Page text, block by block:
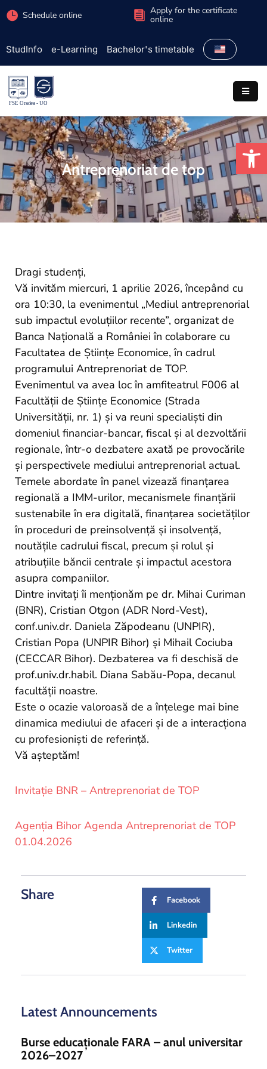
Schedule online Apply for the certificate
online
StudInfo e-Learning Bachelor's timetable
Faculty
Admission
Study
programs
Students
Research
International
and
Projects
Antreprenoriat de top
Dragi studenți,
Vă invităm miercuri, 1 aprilie 2026, începând cu
ora 10:30, la evenimentul „Mediul antreprenorial
sub impactul evoluțiilor recente”, organizat de
Banca Națională a României în colaborare cu
Facultatea de Științe Economice, în cadrul
programului Antreprenoriat de TOP.
Evenimentul va avea loc în amfiteatrul F006 al
Facultății de Științe Economice (Strada
Universității, nr. 1) și va reuni specialiști din
domeniul financiar-bancar, fiscal și al dezvoltării
regionale, într-o dezbatere axată pe provocările
și perspectivele mediului antreprenorial actual.
Temele abordate în panel vizează finanțarea
regională a IMM-urilor, mecanismele finanțării
sustenabile în era digitală, finanțarea societăților
în proceduri de preinsolvență și insolvență,
noutățile cadrului fiscal, precum și rolul și
atribuțiile băncii centrale și impactul acestora
asupra companiilor.
Dintre invitați îi menționăm pe dr. Mihai Curiman
(BNR), Cristian Otgon (ADR Nord-Vest),
conf.univ.dr. Daniela Zăpodeanu (UNPIR),
Cristian Popa (UNPIR Bihor) și Mihail Cociuba
(CECCAR Bihor). Dezbaterea va fi deschisă de
prof.univ.dr.habil. Diana Sabău-Popa, decanul
facultății noastre.
Este o ocazie valoroasă de a înțelege mai bine
dinamica mediului de afaceri și de a interacționa
cu profesioniști de referință.
Vă așteptăm!
Invitație BNR – Antreprenoriat de TOP
Agenția Bihor Agenda Antreprenoriat de TOP
01.04.2026
Share Facebook
Linkedin
Twitter
Latest Announcements
Burse educaționale FARA – anul universitar
2026–2027